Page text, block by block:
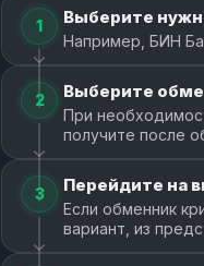
1 Выберите
Например, БИН
2 Выберите
При
получите после
3 Перейдите на
Если обменник
вариант, из